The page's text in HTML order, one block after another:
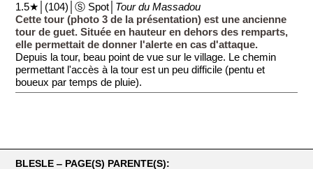
1.5★│(104)│Ⓢ Spot│ Tour du Massadou
Cette tour (photo 3 de la présentation) est une ancienne
tour de guet. Située en hauteur en dehors des remparts,
elle permettait de donner l'alerte en cas d'attaque.
Depuis la tour, beau point de vue sur le village. Le chemin
permettant l'accès à la tour est un peu difficile (pentu et
boueux par temps de pluie).
BLESLE ‒ PAGE(S) PARENTE(S):